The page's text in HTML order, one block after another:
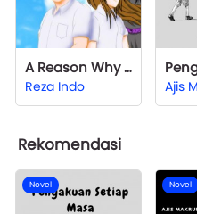
A Reason Why I Can't Fall In Love
Reza Indo Ajis
Rekomendasi
Novel Novel